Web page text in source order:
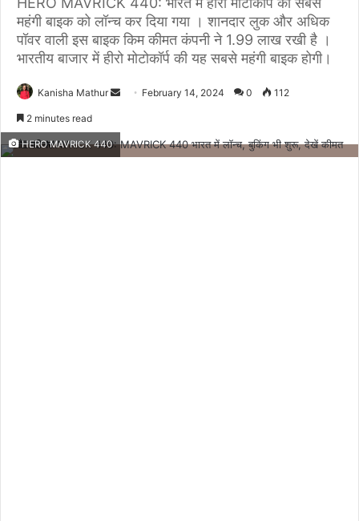
महंगी बाइक को लॉन्च कर दिया गया । शानदार लुक और अधिक
पॉवर वाली इस बाइक किम कीमत कंपनी ने 1.99 लाख रखी है ।
भारतीय बाजार में हीरो मोटोकॉर्प की यह सबसे महंगी बाइक होगी।
Kanisha Mathur
Send
email
February 14, 2024 0 112
2 minutes read
HERO MAVRICK 440